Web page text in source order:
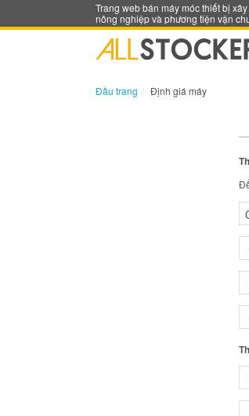
Trang web bán máy móc thiết bị
nông nghiệp và phương tiện vận
Đầu trang Định giá máy